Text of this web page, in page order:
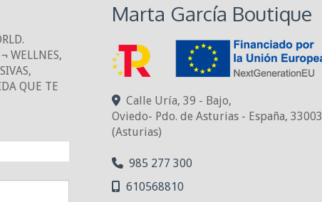
WELLNES,
QUE TE
Marta García Boutique
Calle Uría, 39 - Bajo,
Oviedo- Pdo. de Asturias - España, 33003
(Asturias)
985 277 300
610568810